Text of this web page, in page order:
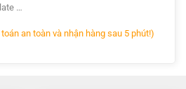
…
an toàn và nhận hàng sau 5 phút!)